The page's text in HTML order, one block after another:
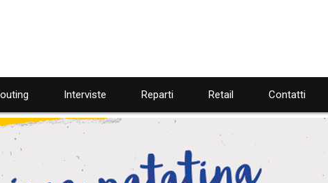
Interviste Reparti Retail Contatti